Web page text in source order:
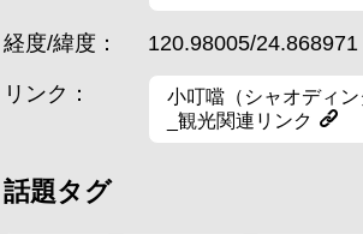
経度/緯度： 120.98005/24.868971
リンク：
小叮噹（シャオディ
_観光関連リンク
話題タグ